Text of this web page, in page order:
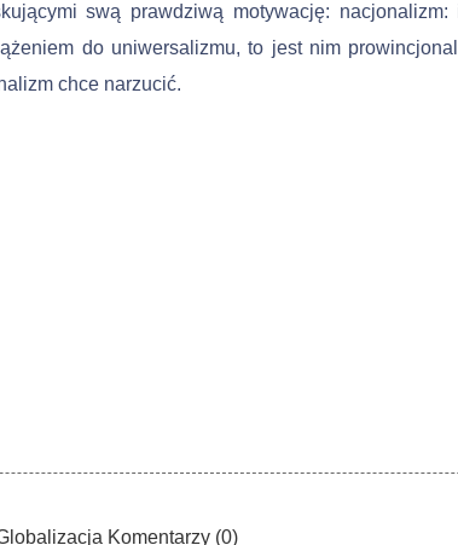
swą prawdziwą motywację:
do uniwersalizmu, to jest nim
chce narzucić.
Komentarzy (0)